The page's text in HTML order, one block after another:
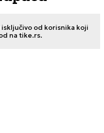
od korisnika koji
na tike.rs.